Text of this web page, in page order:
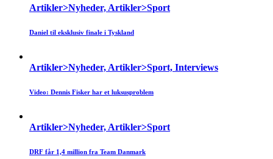
Artikler>Nyheder, Artikler>Sport
Daniel til eksklusiv finale i Tyskland
Artikler>Nyheder, Artikler>Sport, Interviews
Video: Dennis Fisker har et luksusproblem
Artikler>Nyheder, Artikler>Sport
DRF får 1,4 million fra Team Danmark